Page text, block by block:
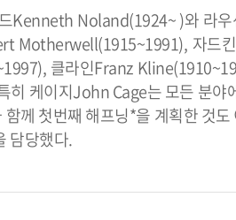
Kenneth Noland(1924~ )와 라
Motherwell(1915~1991), 자드
클라인Franz
히 케이지John Cage는 모든 분
께 첫번째 해프닝*을 계획한 것
담당했다.